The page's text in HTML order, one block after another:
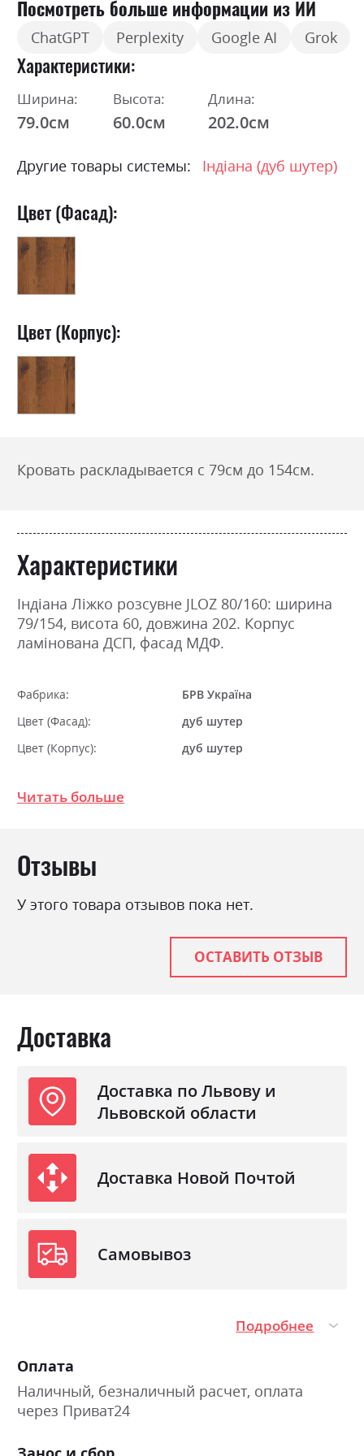
Посмотреть больше информации из ИИ
ChatGPT Perplexity Google AI Grok
Характеристики
Ширина:
79.0см
Высота:
60.0см
Длина:
202.0см
Другие товары системы: Індіана (дуб шутер)
Цвет (Фасад):
Цвет (Корпус):
Кровать раскладывается с 79см до 154см.
Характеристики
Індіана Ліжко розсувне JLOZ 80/160: ширина
79/154, висота 60, довжина 202. Корпус
ламінована ДСП, фасад МДФ.
Фабрика:
БРВ Україна
Цвет (Фасад):
дуб шутер
Цвет (Корпус):
дуб шутер
Стиль
Раскладной
Ниша для белья
так
так
Читать больше
Отзывы
У этого товара отзывов пока нет.
ОСТАВИТЬ ОТЗЫВ
Доставка
Доставка по Львову и
Львовской области
Доставка Новой Почтой
Самовывоз
Подробнее
Оплата
Наличный, безналичный расчет, оплата
через Приват24